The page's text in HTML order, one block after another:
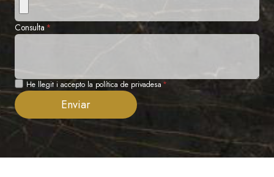
Consulta *
Privadesa
He llegit i accepto la política de privadesa *
Enviar